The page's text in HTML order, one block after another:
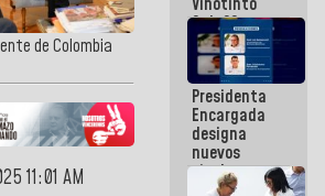
de Colombia
11:01 AM
Maiquetía
Sub 20
campeona
frente
México Sub
23 en los
Centroamericanos
Presidenta
Encargada
designa
nuevos
titulares en